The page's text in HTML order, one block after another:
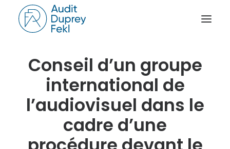
ACCUEIL
LE CABINET
NOS SAVOIR-FAIRE
NOS RÉFÉRENCES
Conseil d’un groupe
international de
l’audiovisuel dans le
cadre d’une